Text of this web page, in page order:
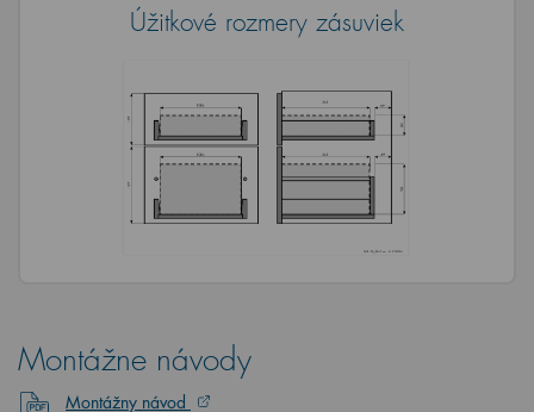
Úžitkové rozmery zásuviek
Montážne návody
Montážny návod